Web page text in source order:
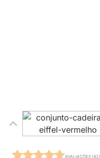
AVALIAÇÕES (42)